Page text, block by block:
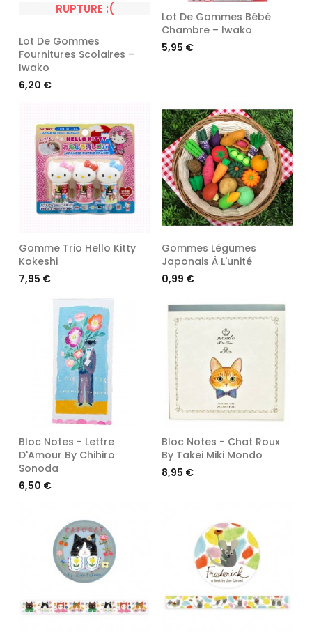
RUPTURE :(
Lot De Gommes
Fournitures Scolaires –
Iwako
Prix
6,20 €
Lot De Gommes Bébé
Chambre – Iwako
Prix
5,95 €
Gomme Trio Hello Kitty
Kokeshi
Prix
7,95 €
Gommes Légumes
Japonais À L'unité
Prix
0,99 €
Bloc Notes - Lettre
D'Amour By Chihiro
Sonoda
Prix
6,50 €
Bloc Notes - Chat Roux
By Takei Miki Mondo
Prix
8,95 €